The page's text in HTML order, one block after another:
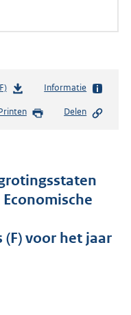
b
s
s
g
o
o
Informatie
Delen
voor het jaar